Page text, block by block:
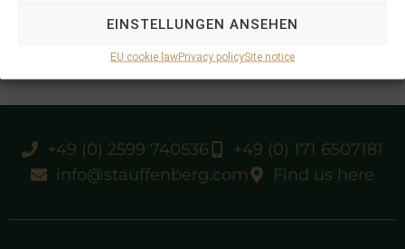
EINSTELLUNGEN ANSEHEN
EU cookie lawPrivacy policySite notice
+49 (0) 2599 740536
+49 (0) 171 6507181
info@stauffenberg.com
Find us here